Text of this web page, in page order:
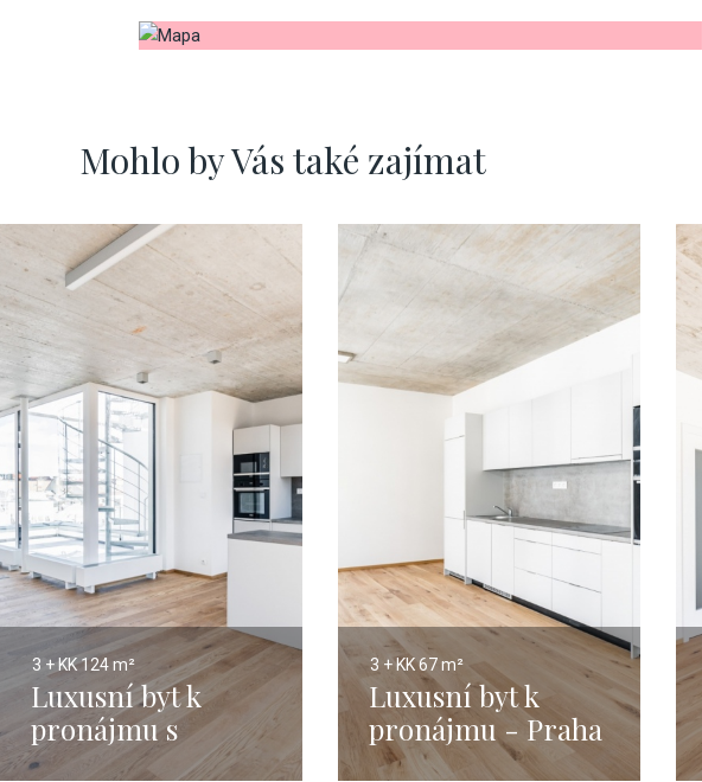
Mohlo by Vás také zajímat
3 + KK124 m²
Luxusní byt k
pronájmu s
terasou - Praha 1 -
3 + KK67 m²
Luxusní byt k
pronájmu - Praha
1 - Nové Město -